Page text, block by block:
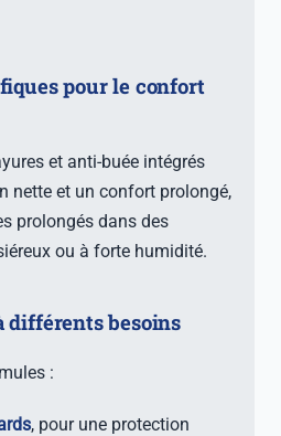
pour le confort
et anti-buée intégrés
nette et un confort prolongé,
prolongés dans des
ou à forte humidité.
différents besoins
:
, pour une protection